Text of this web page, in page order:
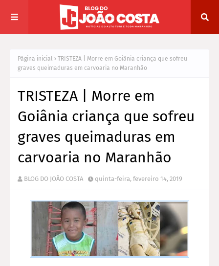
Página inicial
TRISTEZA | Morre em Goiânia criança que sofreu
graves queimaduras em carvoaria no Maranhão
TRISTEZA | Morre em
Goiânia criança que sofreu
graves queimaduras em
carvoaria no Maranhão
BLOG DO JOÃO COSTA quinta-feira, fevereiro 14, 2019